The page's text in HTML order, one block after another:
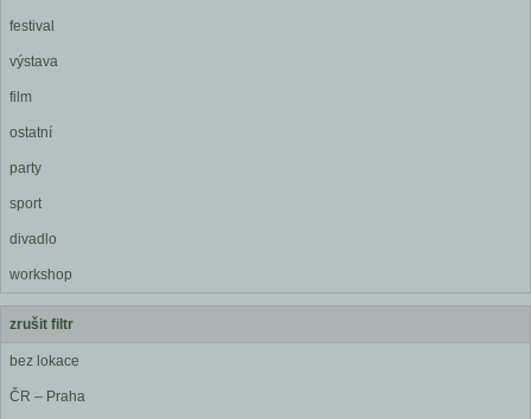
festival
výstava
film
ostatní
party
sport
divadlo
workshop
zrušit filtr
bez lokace
ČR – Praha